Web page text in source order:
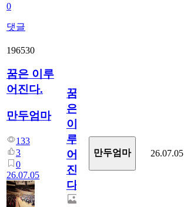
0
댓글
196530
꿈은 이루
어진다.
만두엄마
133
3
0
26.07.05
꿈
은
이
루
어
진
다.
만두엄마 26.07.05